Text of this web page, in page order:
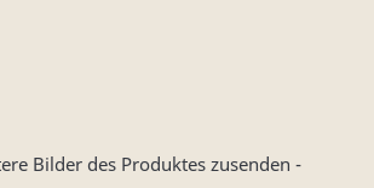
Bilder des Produktes zusenden -